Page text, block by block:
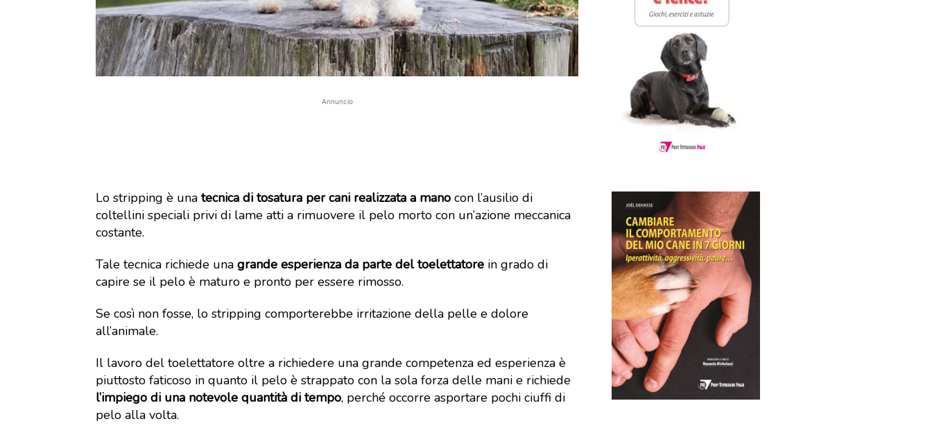
Annuncio
Lo stripping è una tecnica di tosatura per cani realizzata a mano con l’ausilio di
coltellini speciali privi di lame atti a rimuovere il pelo morto con un’azione meccanica
costante.
Tale tecnica richiede una grande esperienza da parte del toelettatore in grado di
capire se il pelo è maturo e pronto per essere rimosso.
Se così non fosse, lo stripping comporterebbe irritazione della pelle e dolore
all’animale.
Il lavoro del toelettatore oltre a richiedere una grande competenza ed esperienza è
piuttosto faticoso in quanto il pelo è strappato con la sola forza delle mani e richiede
l’impiego di una notevole quantità di tempo, perché occorre asportare pochi ciuffi di
pelo alla volta.